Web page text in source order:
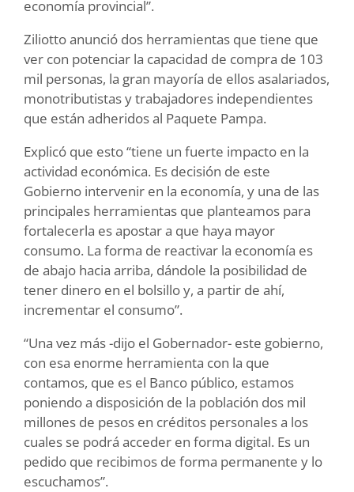
economía provincial”.
Ziliotto anunció dos herramientas que tiene que
ver con potenciar la capacidad de compra de 103
mil personas, la gran mayoría de ellos asalariados,
monotributistas y trabajadores independientes
que están adheridos al Paquete Pampa.
Explicó que esto “tiene un fuerte impacto en la
actividad económica. Es decisión de este
Gobierno intervenir en la economía, y una de las
principales herramientas que planteamos para
fortalecerla es apostar a que haya mayor
consumo. La forma de reactivar la economía es
de abajo hacia arriba, dándole la posibilidad de
tener dinero en el bolsillo y, a partir de ahí,
incrementar el consumo”.
“Una vez más -dijo el Gobernador- este gobierno,
con esa enorme herramienta con la que
contamos, que es el Banco público, estamos
poniendo a disposición de la población dos mil
millones de pesos en créditos personales a los
cuales se podrá acceder en forma digital. Es un
pedido que recibimos de forma permanente y lo
escuchamos”.